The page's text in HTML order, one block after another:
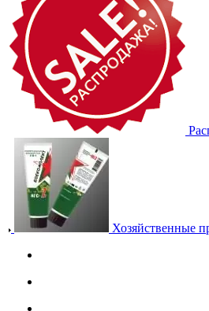
Хозяйственные